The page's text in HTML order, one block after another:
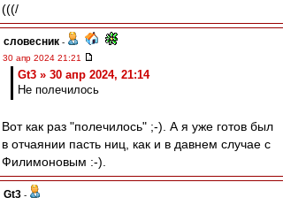
(((/
словесник -
30 апр 2024 21:21
Gt3 » 30 апр 2024, 21:14
Не полечилось
Вот как раз "полечилось" ;-). А я уже готов был
в отчаянии пасть ниц, как и в давнем случае с
Филимоновым :-).
Gt3 -